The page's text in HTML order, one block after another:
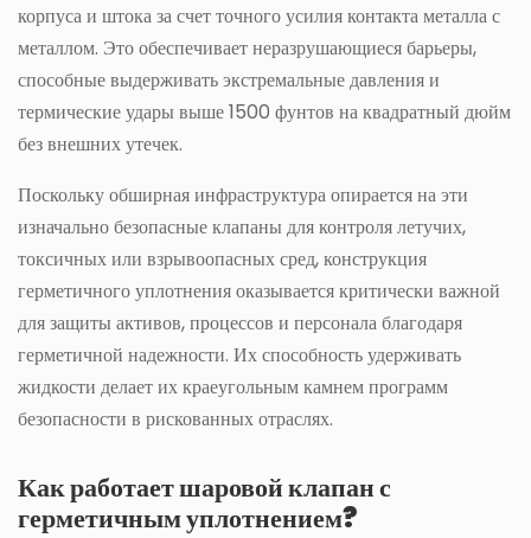
корпуса и штока за счет точного усилия контакта металла с
металлом. Это обеспечивает неразрушающиеся барьеры,
способные выдерживать экстремальные давления и
термические удары выше 1500 фунтов на квадратный дюйм
без внешних утечек.
Поскольку обширная инфраструктура опирается на эти
изначально безопасные клапаны для контроля летучих,
токсичных или взрывоопасных сред, конструкция
герметичного уплотнения оказывается критически важной
для защиты активов, процессов и персонала благодаря
герметичной надежности. Их способность удерживать
жидкости делает их краеугольным камнем программ
безопасности в рискованных отраслях.
Как работает шаровой клапан с
герметичным уплотнением?